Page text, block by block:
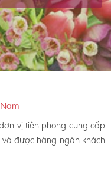
vị tiên phong cung cấp
và được hàng ngàn khách